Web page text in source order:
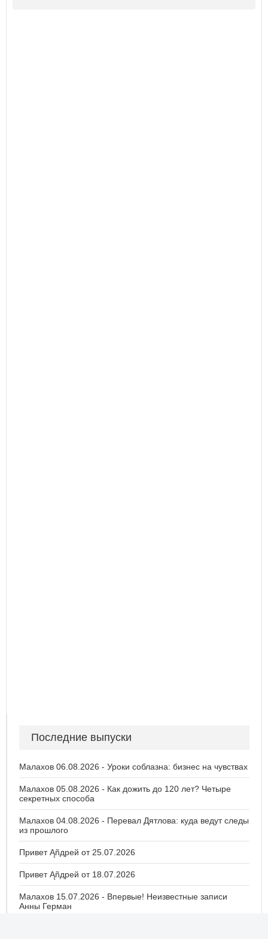
Последние выпуски
Малахов 06.08.2026 - Уроки соблазна: бизнес на чувствах
Малахов 05.08.2026 - Как дожить до 120 лет? Четыре
секретных способа
Малахов 04.08.2026 - Перевал Дятлова: куда ведут следы
из прошлого
Привет Ąñдpей от 25.07.2026
Привет Ąñдpей от 18.07.2026
Малахов 15.07.2026 - Впервые! Неизвестные записи
Анны Герман